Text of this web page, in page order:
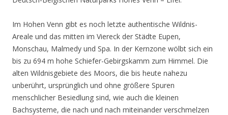
Im Hohen Venn gibt es noch letzte authentische Wildnis-
Areale und das mitten im Viereck der Städte Eupen,
Monschau, Malmedy und Spa. In der Kernzone wölbt sich ein
bis zu 694 m hohe Schiefer-Gebirgskamm zum Himmel. Die
alten Wildnisgebiete des Moors, die bis heute nahezu
unberührt, ursprünglich und ohne größere Spuren
menschlicher Besiedlung sind, wie auch die kleinen
Bachsysteme, die nach und nach miteinander verschmelzen